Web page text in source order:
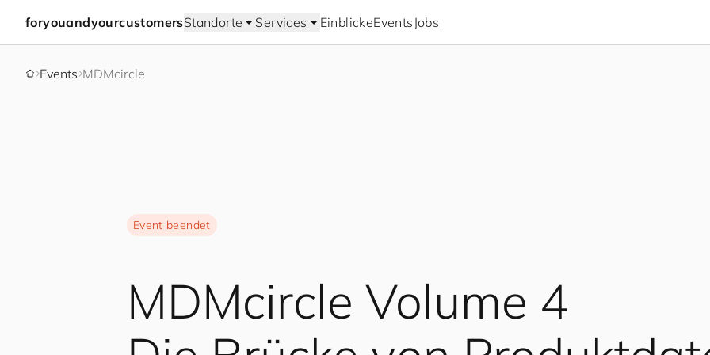
foryouandyourcustomersStandorte Services EinblickeEvents Jobs
Events MDMcircle
Event beendet
MDMcircle Volume 4